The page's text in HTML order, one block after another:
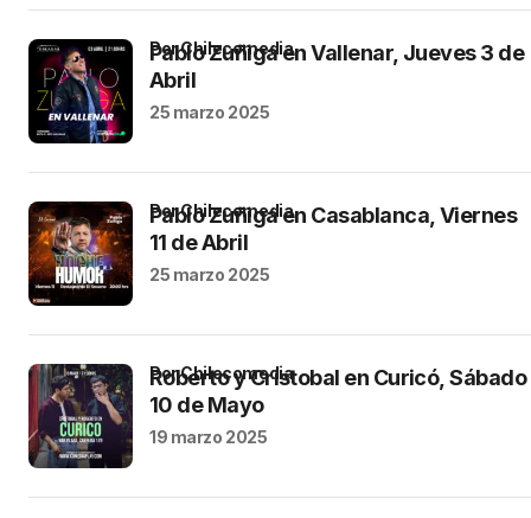
Pablo Zuñiga en Vallenar, Jueves 3 de
Abril
por Chilecomedia
25 marzo 2025
Pablo Zuñiga en Casablanca, Viernes
11 de Abril
por Chilecomedia
25 marzo 2025
Roberto y Cristobal en Curicó, Sábado
10 de Mayo
por Chilecomedia
19 marzo 2025